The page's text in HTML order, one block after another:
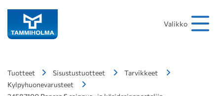
Valikko
Tuotteet Sisustustuotteet
Tarvikkeet
Kylpyhuonevarusteet